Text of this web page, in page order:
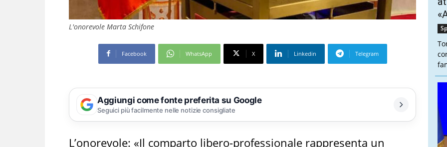
L'onorevole Marta Schifone
Facebook WhatsApp X Linkedin Telegram
Aggiungi come fonte preferita su Google
Seguici più facilmente nelle notizie consigliate
L’onorevole: «Il comparto libero-professionale rappresenta un